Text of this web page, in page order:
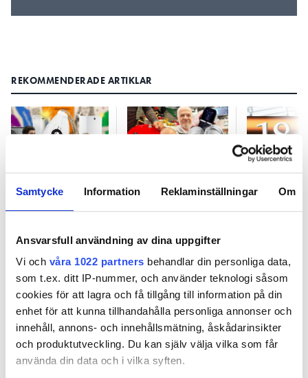
Samtycke Information Reklaminställningar Om
Ansvarsfull användning av dina uppgifter
Vi och våra 1022 partners behandlar din personliga data,
som t.ex. ditt IP-nummer, och använder teknologi såsom
cookies för att lagra och få tillgång till information på din
enhet för att kunna tillhandahålla personliga annonser och
innehåll, annons- och innehållsmätning, åskådarinsikter
och produktutveckling. Du kan själv välja vilka som får
använda din data och i vilka syften.
REKOMMENDERADE ARTIKLAR
”Jag har ett
orderflöde utan
att behöva göra
”Man underhåller
expansionskärlen
18
konstig
”Jag har ett orderflöde utan att
behöva göra särskilt mycket”